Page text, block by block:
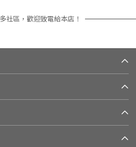
社區，歡迎致電給本店！